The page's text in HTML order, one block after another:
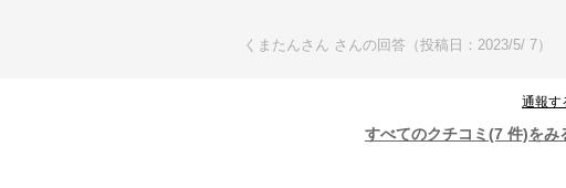
くまたんさん さんの回答（投稿日：2023/5/ 7）
通報す
すべてのクチコミ(7 件)をみ